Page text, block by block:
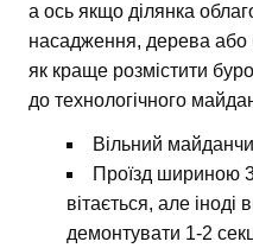
а ось якщо ділянка
насадження, дерева або
як краще розмістити
до технологічного
Вільний
Проїзд шириною
вітається, але
демонтувати 1-2